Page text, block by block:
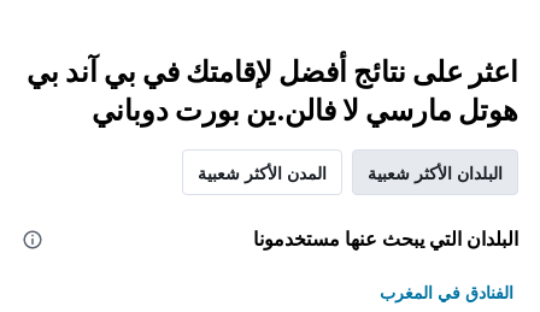
اعثر على نتائج أفضل لإقامتك في بي آند بي
هوتل مارسي لا فالن.ين بورت دوباني
البلدان الأكثر شعبية المدن الأكثر شعبية
البلدان التي يبحث عنها مستخدمونا
الفنادق في المغرب